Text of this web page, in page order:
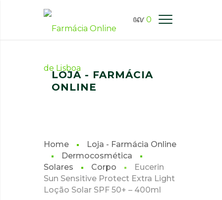
0
FARMÁCIA ONLINE LISBOA
LOJA - FARMÁCIA
ONLINE
Home
Loja - Farmácia Online
Dermocosmética
Solares
Corpo
Eucerin
Sun Sensitive Protect Extra Light
Loção Solar SPF 50+ – 400ml